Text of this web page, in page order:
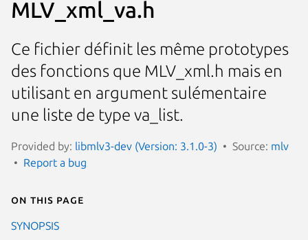
MLV_xml_va.h
Ce fichier définit les même prototypes
des fonctions que MLV_xml.h mais en
utilisant en argument sulémentaire
une liste de type va_list.
Provided by: libmlv3-dev (Version: 3.1.0-3) Source: mlv
Report a bug
On this page
SYNOPSIS